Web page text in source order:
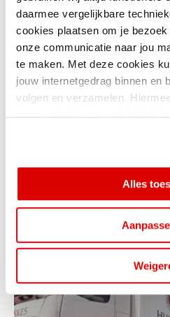
daarmee vergelijkbare
cookies plaatsen om je
onze communicatie naar jou
te maken. Met deze cookies
jouw internetgedrag binnen en
volgen en verzamelen.
onze website, app,
ga je hiermee akkoord. Je
weer aanpassen.
Alles
THEO POUW